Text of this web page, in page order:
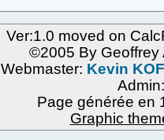
Ver:1.0 moved on
©2005 By Geoffrey
Webmaster: Kevin
Page générée en
Graphic